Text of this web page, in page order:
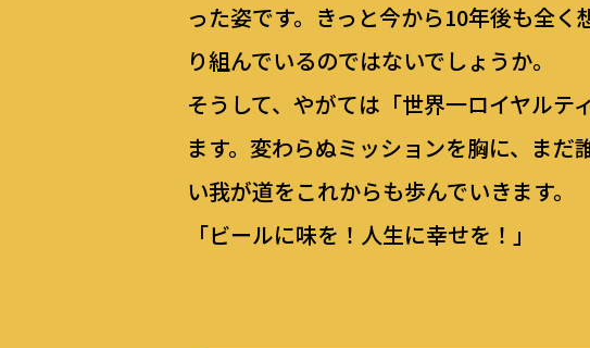
った姿です。きっと今から10年後も全
り組んでいるのではないでしょうか。
そうして、やがては「世界一ロイヤル
ます。変わらぬミッションを胸に、ま
い我が道をこれからも歩んでいきます。
「ビールに味を！人生に幸せを！」